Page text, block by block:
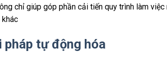
chỉ giúp góp phần cải tiến quy trình làm
pháp tự động hóa